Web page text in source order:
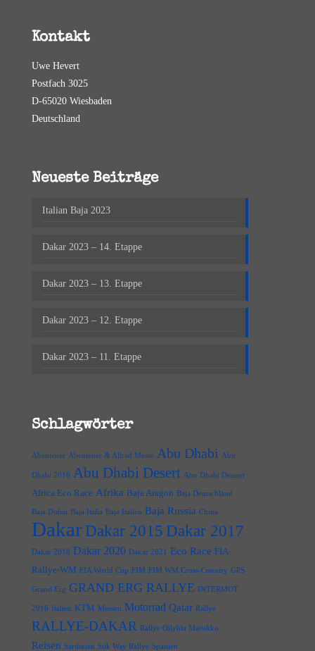
Kontakt
Uwe Hevert
Postfach 3025
D-65020 Wiesbaden
Deutschland
Neueste Beiträge
Italian Baja 2023
Dakar 2023 – 14. Etappe
Dakar 2023 – 13. Etappe
Dakar 2023 – 12. Etappe
Dakar 2023 – 11. Etappe
Schlagwörter
Abenteuer Abenteuer & Allrad Messe Abu Dhabi Abu
Dhabi 2016 Abu Dhabi Desert Abu Dhabi Dessert
Africa Eco Race Afrika Baja Aragon Baja Deutschland
Baja Dubai Baja Italia Baja Italien Baja Russia China
Dakar Dakar 2015 Dakar 2017
Dakar 2018 Dakar 2020 Dakar 2021 Eco Race FIA-
Rallye-WM
FIA World Cup FIM FIM WM Cross-Country GPS
Grand Erg GRAND ERG RALLYE INTERMOT
2016 Italien KTM Messen Motorrad Qatar Rallye
RALLYE-DAKAR Rallye Oilybia Marokko
Reisen Sardinien Silk Way Rallye Spanien